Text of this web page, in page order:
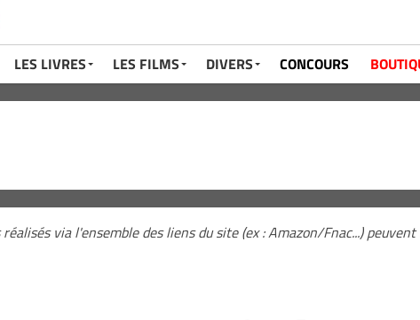
LES LIVRES LES FILMS DIVERS CONCOURS
via l'ensemble des liens du site (ex : Amazon/Fnac...)